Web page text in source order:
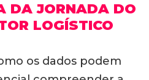
DA JORNADA DO
LOGÍSTICO
os dados podem